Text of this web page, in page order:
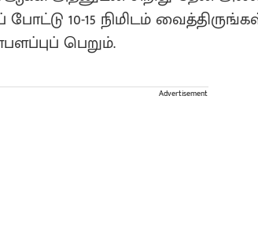
10-15 நிமிடம்
பெறும்.
Advertisement